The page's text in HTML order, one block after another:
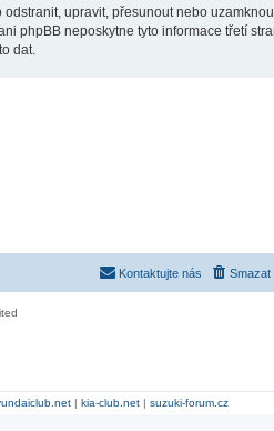
upravit, přesunout nebo
phpBB neposkytne tyto informace třetí
dat.
Smazat
Kontaktujte nás
| kia-club.net| suzuki-forum.cz